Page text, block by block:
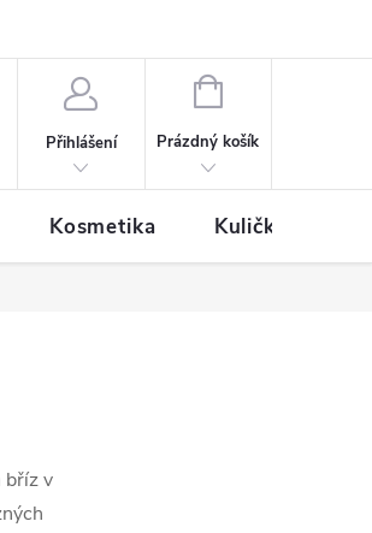
Přihlášení
NÁKUPNÍ
Prázdný košík
Kosmetika Kuličky
bříz v